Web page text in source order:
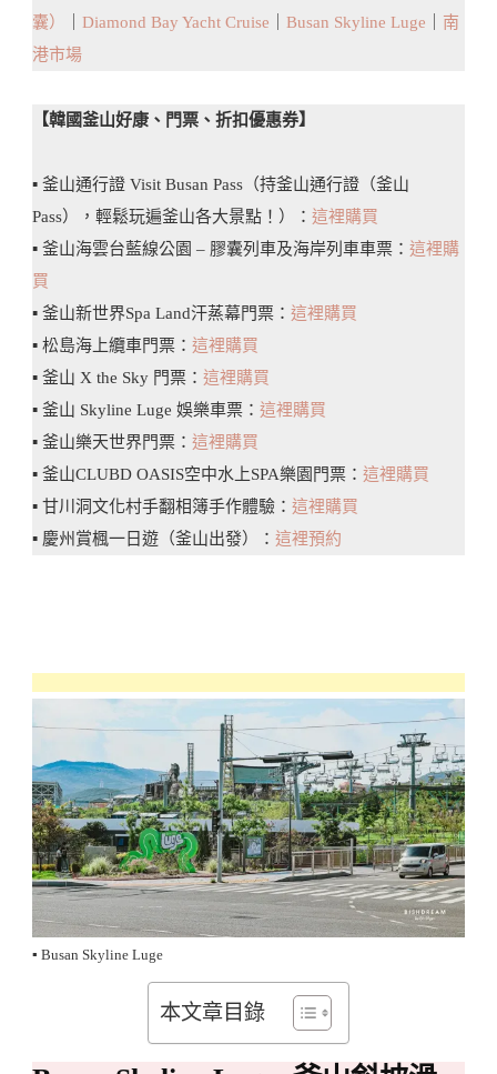
囊）
Diamond Bay Yacht Cruise Busan Skyline Luge
南
港市場
【韓國釜山好康、門票、折扣優惠券】
▪️ 釜山通行證 Visit Busan Pass（持釜山通行證（釜山
Pass），輕鬆玩遍釜山各大景點！）： 這裡購買
▪️ 釜山海雲台藍線公園 – 膠囊列車及海岸列車車票： 這裡購
買
▪️ 釜山新世界Spa Land汗蒸幕門票： 這裡購買
▪️ 松島海上纜車門票： 這裡購買
▪️ 釜山 X the Sky 門票： 這裡購買
▪️ 釜山 Skyline Luge 娛樂車票： 這裡購買
▪️ 釜山樂天世界門票： 這裡購買
▪️ 釜山CLUBD OASIS空中水上SPA樂園門票： 這裡購買
▪️ 甘川洞文化村手翻相簿手作體驗： 這裡購買
▪️ 慶州賞楓一日遊（釜山出發）： 這裡預約
▪️ Busan Skyline Luge
本文章目錄